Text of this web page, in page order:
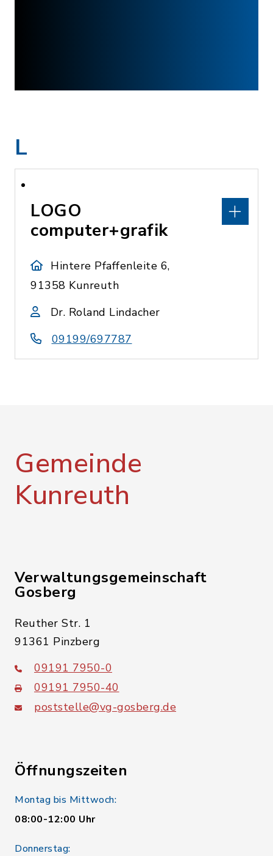
L
LOGO
computer+grafik
Hintere Pfaffenleite 6,
91358 Kunreuth
Dr. Roland Lindacher
09199/697787
Gemeinde
Kunreuth
Verwaltungsgemeinschaft
Gosberg
Reuther Str. 1
91361 Pinzberg
09191 7950-0
09191 7950-40
poststelle@vg-gosberg.de
Öffnungszeiten
Montag bis Mittwoch:
08:00-12:00 Uhr
Donnerstag: